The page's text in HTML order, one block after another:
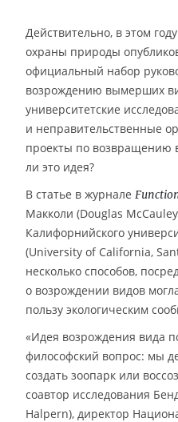
Действительно, в этом
охраны природы
официальный набор
возрождению вымерших
университетские
и неправительственные
проекты по возвращению
ли это идея?
В статье в журнале
Макколи (Douglas
Калифорнийского
(University of California,
несколько способов,
о возрождении видов
пользу экологическим
«Идея возрождения вида
философский вопрос: мы
создать зоопарк или
соавтор исследования
Halpern), директор